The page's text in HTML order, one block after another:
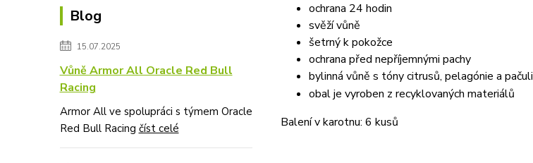
Blog
15.07.2025
Vůně Armor All Oracle Red Bull
Racing
Armor All ve spolupráci s týmem Oracle
Red Bull Racing číst celé
ochrana 24 hodin
svěží vůně
šetrný k pokožce
ochrana před nepříjemnými pachy
bylinná vůně s tóny citrusů, pelagónie a pačuli
obal je vyroben z recyklovaných materiálů
Balení v karotnu: 6 kusů